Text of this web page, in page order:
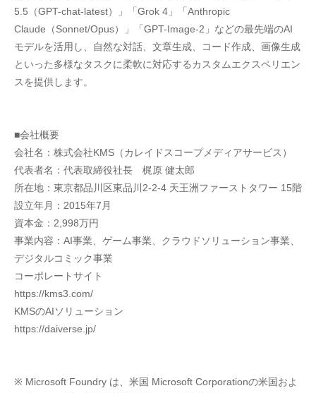
5.5（GPT-chat-latest）」「Grok 4」「Anthropic
Claude（Sonnet/Opus）」「GPT-Image-2」などの最先端のAI
モデルを活用し、自然な対話、文章生成、コード作成、画像生成
といった多様なタスクに柔軟に対応するカスタムエクスペリエン
スを提供します。
■会社概要
会社名：株式会社KMS（カレイドスコープメディアサービス）
代表者名：代表取締役社長　梶原 健太郎
所在地：東京都品川区東品川2-2-4 天王洲ファーストタワー 15階
設立年月：2015年7月
資本金：2,998万円
事業内容：AI事業、ゲーム事業、クラウドソリューション事業、
デジタルコミック事業
コーポレートサイト
https://kms3.com/
KMSのAIソリューション
https://daiverse.jp/
※ Microsoft Foundry は、米国 Microsoft Corporationの米国およ